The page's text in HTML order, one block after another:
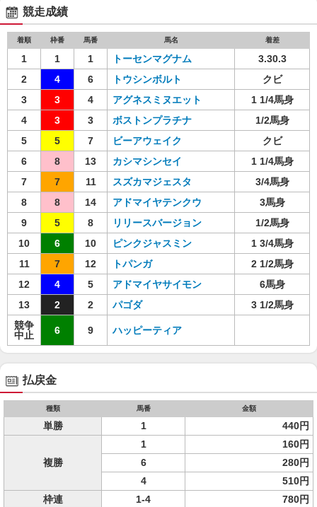
競走成績
着順 枠番 馬番 馬名 着差
1 1 1 トーセンマグナム
3.30.3
2
4 6 トウシンボルト
クビ
3
3 4 アグネスミヌエット
1 1/4馬身
4
3 3 ボストンプラチナ
1/2馬身
5
5 7 ビーアウェイク
クビ
6
8 13 カシマシンセイ
1 1/4馬身
7
7 11 スズカマジェスタ
3/4馬身
8
8 14 アドマイヤテンクウ
3馬身
9
5 8 リリースバージョン
1/2馬身
10
6 10 ピンクジャスミン
1 3/4馬身
11
7 12 トパンガ
2 1/2馬身
12
4 5 アドマイヤサイモン
6馬身
13
2 2 パゴダ
3 1/2馬身
競争
中止
6 9 ハッピーティア
払戻金
種類 馬番 金額
単勝 1 440円
複勝
1
160円
6
280円
4
510円
枠連
1-4
780円